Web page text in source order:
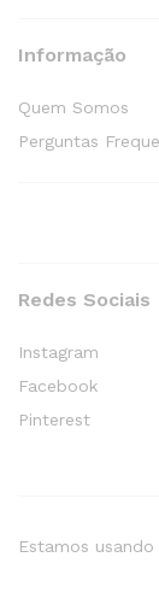
Informação
Quem Somos
Perguntas
Redes Sociais
Instagram
Facebook
Pinterest
Estamos